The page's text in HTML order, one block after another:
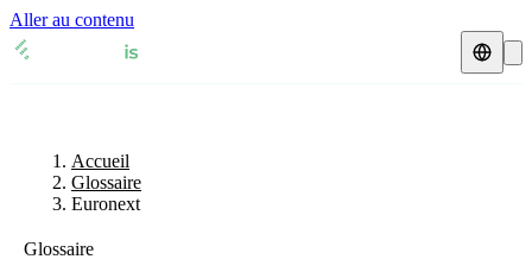
Aller au contenu
🇫🇷 France
🇬🇧 Royaume-Uni
Fiches TVA
🇫🇷 France
🇬🇧
Expert-comptable
Expert-comptable e-commerce
Ressources & Blog
Accueil
Glossaire
Euronext
Glossaire